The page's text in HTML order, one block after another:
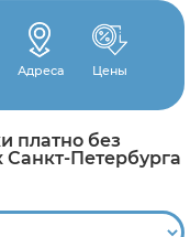
Адреса Цены
платно без
Петербурга